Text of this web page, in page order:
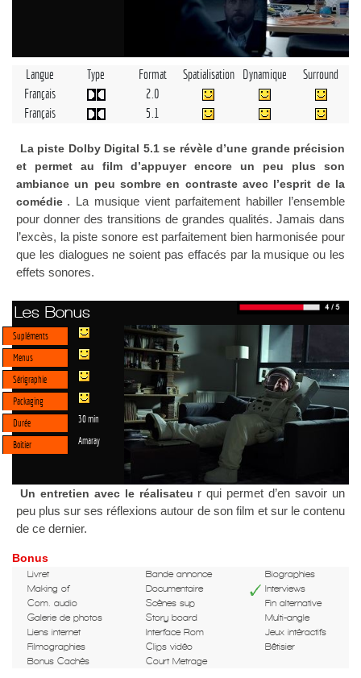
Langue Type Format Spatialisation Dynamique
Surround
Français
2.0
Français
5.1
La piste Dolby Digital 5.1 se révèle d’une grande précision
et permet au film d’appuyer encore un peu plus son
ambiance un peu sombre en contraste avec l’esprit de la
comédie . La musique vient parfaitement habiller l’ensemble
pour donner des transitions de grandes qualités. Jamais dans
l’excès, la piste sonore est parfaitement bien harmonisée pour
que les dialogues ne soient pas effacés par la musique ou les
effets sonores.
Les Bonus
Supléments
Menus
Sérigraphie
Packaging
Durée
30 min
Boitier Amaray
Un entretien avec le réalisateu r qui permet d’en savoir un
peu plus sur ses réflexions autour de son film et sur le contenu
de ce dernier.
Bonus
Livret Bande annonce
Biographies
Making of
Documentaire
Interviews
Com. audio
Scènes sup
Fin alternative
Galerie de photos
Story board
Multi-angle
Liens internet
Interface Rom
Jeux intéractifs
Filmographies
Clips vidéo
Bêtisier
Bonus Cachés
Court Metrage